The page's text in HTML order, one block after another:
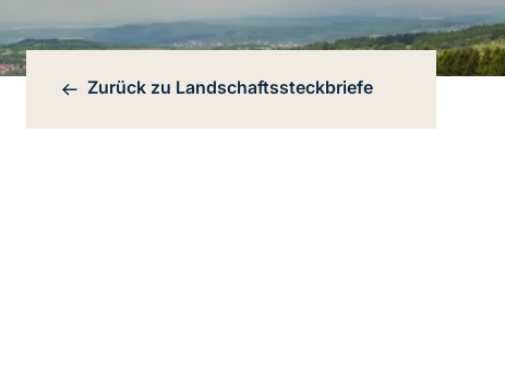
Bereichsnavigation
Zurück zu Landschaftssteckbriefe